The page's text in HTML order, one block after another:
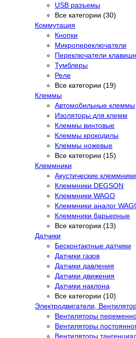
USB разъемы
Все категории (30)
Коммутация
Кнопки
Микропереключатели
Переключатели
Тумблеры
Реле
Все категории (19)
Клеммы
Автомобильные клеммы
Изоляторы для клемм
Клеммы винтовые
Клеммы крокодилы
Клеммы ножевые
Все категории (15)
Клеммники
Акустические клеммники
Клеммники DEGSON
Клеммники WAGO
Клеммники аналог
Клеммники барьерные
Все категории (13)
Датчики
Бесконтактные датчики
Датчики газов
Датчики давления
Датчики движения
Датчики наклона
Все категории (10)
Электродвигатели,
Вентиляторы
Вентиляторы
Вентиляторы